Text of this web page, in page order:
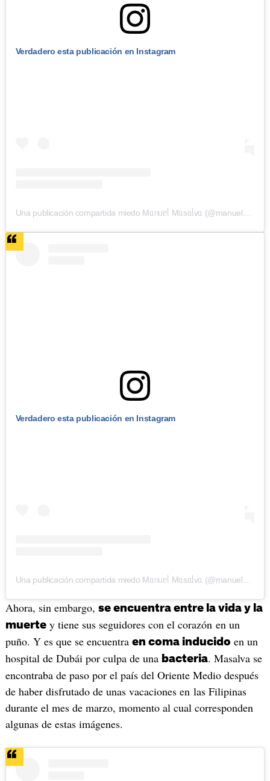
Verdadero esta publicación en Instagram
Verdadero esta publicación en Instagram
Ahora, sin embargo, se encuentra entre la vida y la
muertey tiene sus seguidores con el corazón en un
puño. Y es que se encuentra en coma inducido en un
hospital de Dubái por culpa de una bacteria. Masalva se
encontraba de paso por el país del Oriente Medio después
de haber disfrutado de unas vacaciones en las Filipinas
durante el mes de marzo, momento al cual corresponden
algunas de estas imágenes.